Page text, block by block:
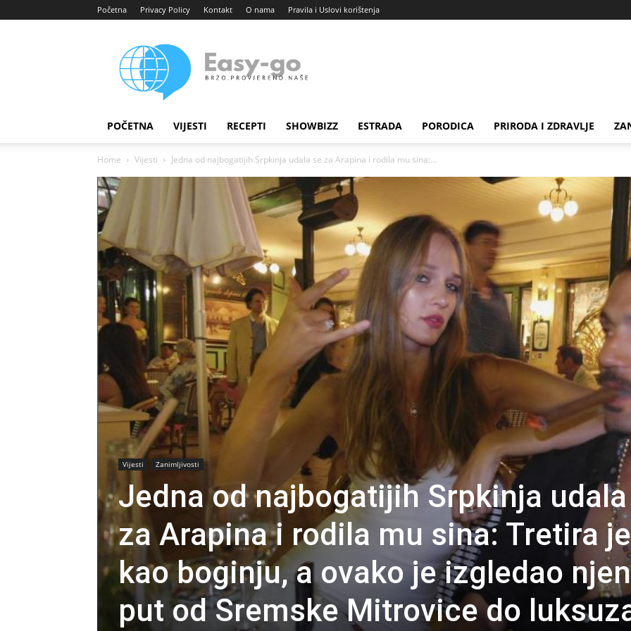
Početna Privacy Policy Kontakt O nama Pravila i Uslovi korištenja
portal
POČETNA VIJESTI RECEPTI SHOWBIZZ ESTRADA PORODICA PRIRODA I ZDRAVLJE
Home Vijesti Jedna od najbogatijih Srpkinja udala se za Arapina i rodila mu sina:...
Vijesti Zanimljivosti
Jedna od najbogatijih Srpkinja
za Arapina i rodila mu sina: Tretira je
kao boginju, a ovako je izgledao njen
put od Sremske Mitrovice do